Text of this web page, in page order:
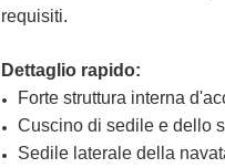
requisiti.
Dettaglio rapido:
Forte struttura interna
Cuscino di sedile e dello
Sedile laterale della